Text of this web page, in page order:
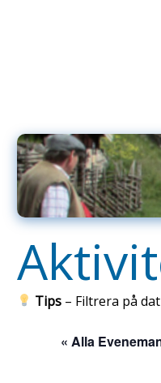
Tips – Filtrera på
« Alla